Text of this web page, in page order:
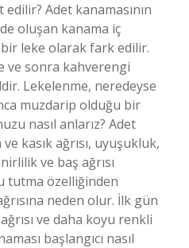
edilir? Adet kanamasının
oluşan kanama iç
bir leke olarak fark edilir.
ve sonra kahverengi
Lekelenme, neredeyse
muzdarip olduğu bir
nasıl anlarız? Adet
kasık ağrısı, uyuşukluk,
ve baş ağrısı
tutma özelliğinden
neden olur. İlk gün
ve daha koyu renkli
başlangıcı nasıl